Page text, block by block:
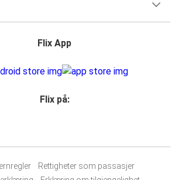
Flix App
Flix på:
Rettigheter som passasjer